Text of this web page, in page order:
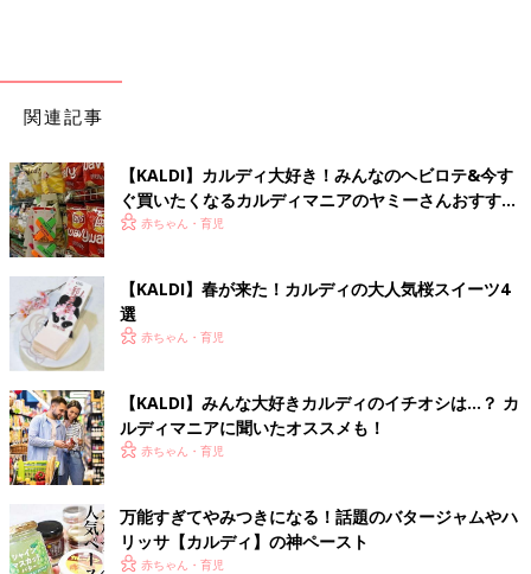
関連記事
【KALDI】カルディ大好き！みんなのヘビロテ&今す
ぐ買いたくなるカルディマニアのヤミーさんおすすめ
アイテム
赤ちゃん・育児
【KALDI】春が来た！カルディの大人気桜スイーツ4
選
赤ちゃん・育児
【KALDI】みんな大好きカルディのイチオシは…？ カ
ルディマニアに聞いたオススメも！
赤ちゃん・育児
万能すぎてやみつきになる！話題のバタージャムやハ
リッサ【カルディ】の神ペースト
赤ちゃん・育児